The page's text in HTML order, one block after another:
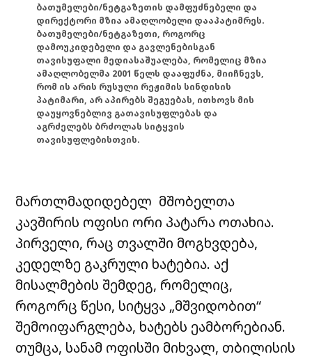
ბათუმელები/ნეტგაზეთის დამფუძნებელი და
დირექტორი მზია ამაღლობელი დააპატიმრეს.
ბათუმელები/ნეტგაზეთი, როგორც
დამოუკიდებელი და გავლენებისგან
თავისუფალი მედიასაშუალება, რომელიც მზია
ამაღლობელმა 2001 წელს დააფუძნა, მიიჩნევს,
რომ ის არის რუსული რეჟიმის სინდისის
პატიმარი, არ აპირებს შეგუებას, ითხოვს მის
დაუყოვნებლივ გათავისუფლებას და
აგრძელებს ბრძოლას სიტყვის
თავისუფლებისთვის.
მართლმადიდებელ მშობელთა
კავშირის ოფისი ორი პატარა ოთახია.
პირველი, რაც თვალში მოგხვდება,
კედელზე გაკრული ხატებია. აქ
მისალმების შემდეგ, რომელიც,
როგორც წესი, სიტყვა „მშვიდობით“
შემოიფარგლება, ხატებს ეამბორებიან.
თუმცა, სანამ ოფისში მიხვალ, თბილისის